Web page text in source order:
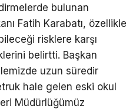
bulunan
Fatih Karabatı, özellikle
risklere karşı
belirtti. Başkan
uzun süredir
hale gelen eski okul
Müdürlüğümüz